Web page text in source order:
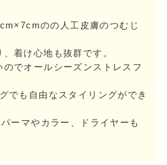
のの人工皮膚のつむじ
着け心地も抜群です。
でオールシーズンストレスフ
でも自由なスタイリングができ
ーマやカラー、ドライヤーも